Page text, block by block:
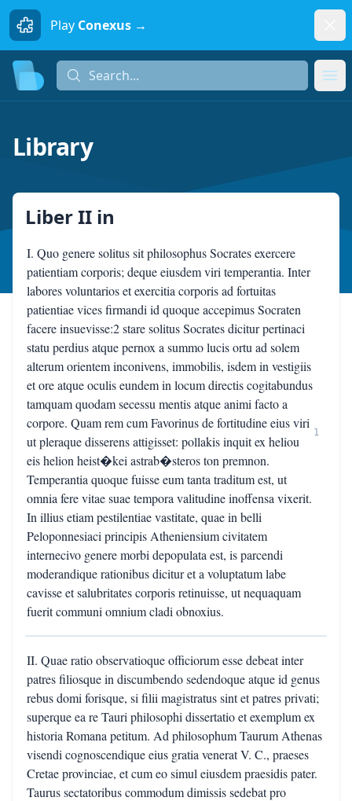
Play Conexus →
Search...
Library
Liber II in
I. Quo genere solitus sit philosophus Socrates exercere
patientiam corporis; deque eiusdem viri temperantia. Inter
labores voluntarios et exercitia corporis ad fortuitas
patientiae vices firmandi id quoque accepimus Socraten
facere insuevisse:2 stare solitus Socrates dicitur pertinaci
statu perdius atque pernox a summo lucis ortu ad solem
alterum orientem inconivens, immobilis, isdem in vestigiis
et ore atque oculis eundem in locum directis cogitabundus
tamquam quodam secessu mentis atque animi facto a
corpore. Quam rem cum Favorinus de fortitudine eius viri
ut pleraque disserens attigisset: pollakis inquit ex heliou
eis helion heist�kei astrab�steros ton premnon.
Temperantia quoque fuisse eum tanta traditum est, ut
omnia fere vitae suae tempora valitudine inoffensa vixerit.
In illius etiam pestilentiae vastitate, quae in belli
Peloponnesiaci principis Atheniensium civitatem
internecivo genere morbi depopulata est, is parcendi
moderandique rationibus dicitur et a voluptatum labe
cavisse et salubritates corporis retinuisse, ut nequaquam
fuerit communi omnium cladi obnoxius.
1
II. Quae ratio observatioque officiorum esse debeat inter
patres filiosque in discumbendo sedendoque atque id genus
rebus domi forisque, si filii magistratus sint et patres privati;
superque ea re Tauri philosophi dissertatio et exemplum ex
historia Romana petitum. Ad philosophum Taurum Athenas
visendi cognoscendique eius gratia venerat V. C., praeses
Cretae provinciae, et cum eo simul eiusdem praesidis pater.
Taurus sectatoribus commodum dimissis sedebat pro